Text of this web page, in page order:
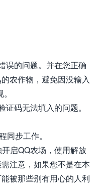
误的问题。并在您正确
农作物，避免因没输入
码无法填入的问题。
同步工作。
启QQ农场，使用解放
注意，如果您不是在本
被那些别有用心的人利